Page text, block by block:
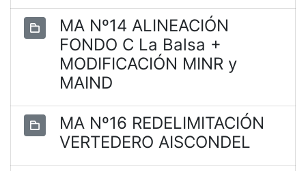
MA Nº14 ALINEACIÓN
FONDO C La Balsa +
MODIFICACIÓN MINR y
MAIND
MA Nº16 REDELIMITACIÓN
VERTEDERO AISCONDEL